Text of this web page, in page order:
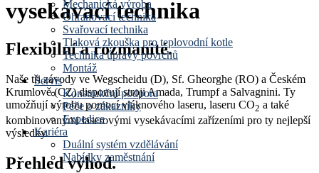
Mechanická výroba
Ohraňovací technika
Svařovací technika
Tlaková zkouška pro teplovodní kotle
Technika úpravy povrchů
Montáž
Servis
Konstrukční podpora
Péče o zákazníky
Expedice
Kariéra
Duální systém vzdělávání
Nabídky zaměstnání
vysekávací technika
Flexibilní a rozmanité.
Naše tři závody ve Wegscheidu (D), Sf. Gheorghe (RO) a Českém
Krumlově (CZ) disponují stroji Amada, Trumpf a Salvagnini. Ty
umožňují výrobu pomocí vláknového laseru, laseru CO2 a také
kombinovanými laserovými vysekávacími zařízeními pro ty nejlepší
výsledky.
Přehled výhod.